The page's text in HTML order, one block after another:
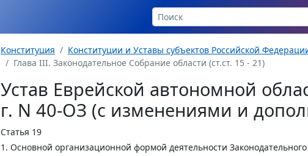
Конституция Конституции и Уставы субъектов Российской
Глава III. Законодательное Собрание области (ст.ст. 15 - 21)
Устав Еврейской автономной
г. N 40-ОЗ (с изменениями и
Статья 19
1. Основной организационной формой деятельности